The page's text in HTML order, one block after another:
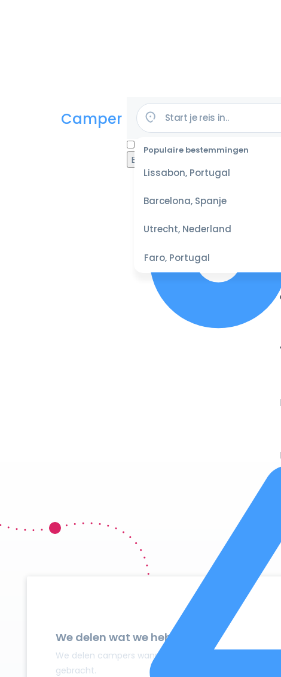
Populaire bestemmingen
Lissabon, Portugal
Barcelona, Spanje
Utrecht, Nederland
Faro, Portugal
Camper huren in de VS
We delen wat we hebben
We delen campers wanneer ze niet gebruikt
gebracht.